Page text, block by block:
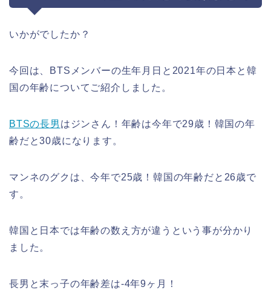
いかがでしたか？
今回は、BTSメンバーの生年月日と2021年の日本と韓
国の年齢についてご紹介しました。
BTSの長男 はジンさん！年齢は今年で29歳！韓国の年
齢だと30歳になります。
マンネのグクは、今年で25歳！韓国の年齢だと26歳で
す。
韓国と日本では年齢の数え方が違うという事が分かり
ました。
長男と末っ子の年齢差は-4年9ヶ月！